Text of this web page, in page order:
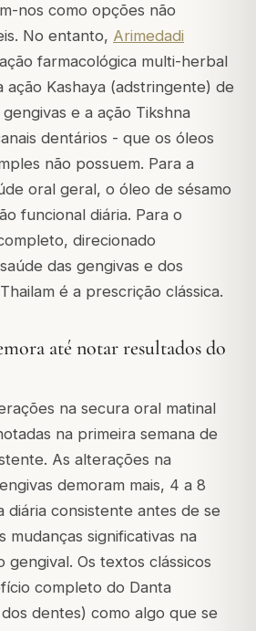
nos como opções não
No entanto, Arimedadi
farmacológica multi-herbal
Kashaya (adstringente) de
e a ação Tikshna
dentários - que os óleos
não possuem. Para a
oral geral, o óleo de sésamo
funcional diária. Para o
direcionado
das gengivas e dos
é a prescrição clássica.
até notar resultados do
na secura oral matinal
na primeira semana de
As alterações na
demoram mais, 4 a 8
diária consistente antes de se
mudanças significativas na
gengival. Os textos clássicos
completo do Danta
dentes) como algo que se